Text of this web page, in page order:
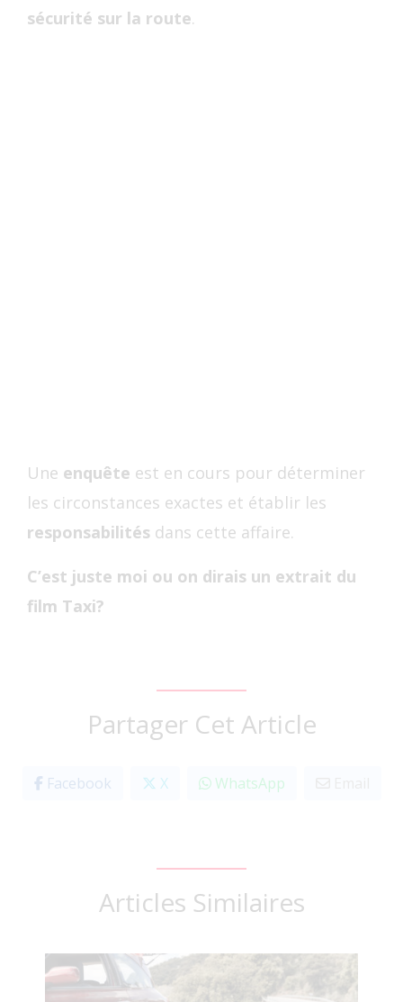
sécurité sur la route.
Une enquête est en cours pour déterminer
les circonstances exactes et établir les
responsabilités dans cette affaire.
C’est juste moi ou on dirais un extrait du
film Taxi?
Partager Cet Article
Facebook X WhatsApp
Articles Similaires